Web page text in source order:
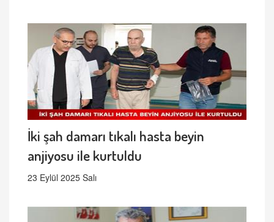
İki şah damarı tıkalı hasta beyin
anjiyosu ile kurtuldu
23 Eylül 2025 Salı